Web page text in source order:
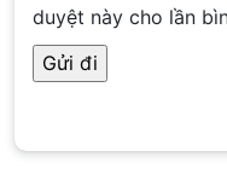
duyệt này cho lần